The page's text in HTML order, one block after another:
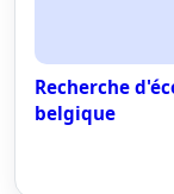
Recherche
belgique